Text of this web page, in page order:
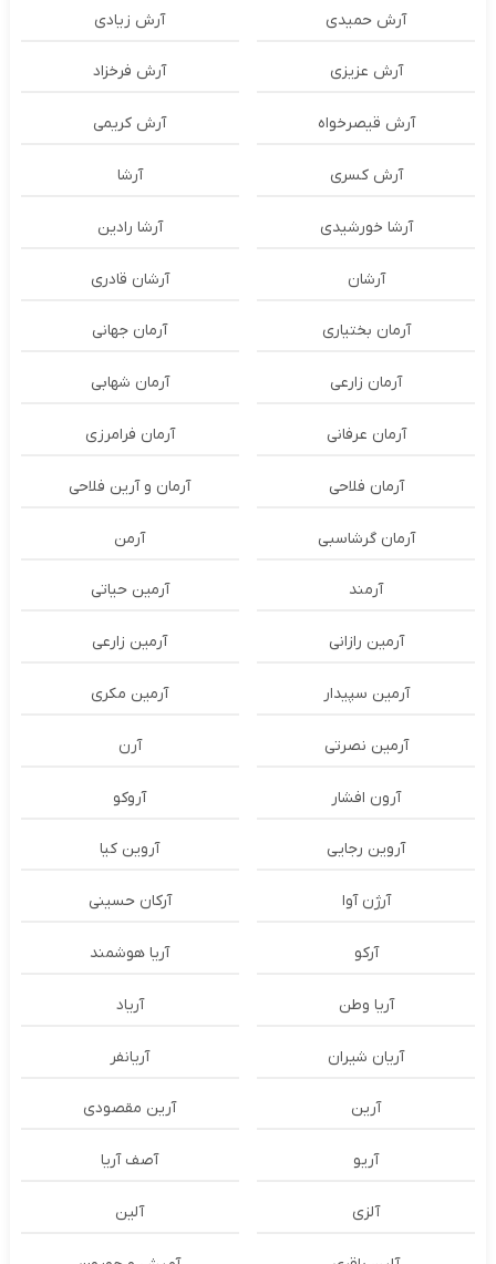
آرش حمیدی آرش زیادی
آرش عزیزی آرش فرخزاد
آرش قیصرخواه آرش کریمی
آرش کسری آرشا
آرشا خورشیدی آرشا رادین
آرشان آرشان قادری
آرمان بختیاری آرمان جهانی
آرمان زارعی آرمان شهابی
آرمان عرفانی آرمان فرامرزی
آرمان فلاحی آرمان و آرین فلاحی
آرمان گرشاسبی آرمن
آرمند آرمین حیاتی
آرمین رازانی آرمین زارعی
آرمین سپیدار آرمین مکری
آرمین نصرتی آرن
آرون افشار آروکو
آروین رجایی آروین کیا
آرژن آوا آرکان حسینی
آرکو آریا هوشمند
آریا وطن آریاد
آریان شیران آریانفر
آرین آرین مقصودی
آریو آصف آریا
آلزی آلین